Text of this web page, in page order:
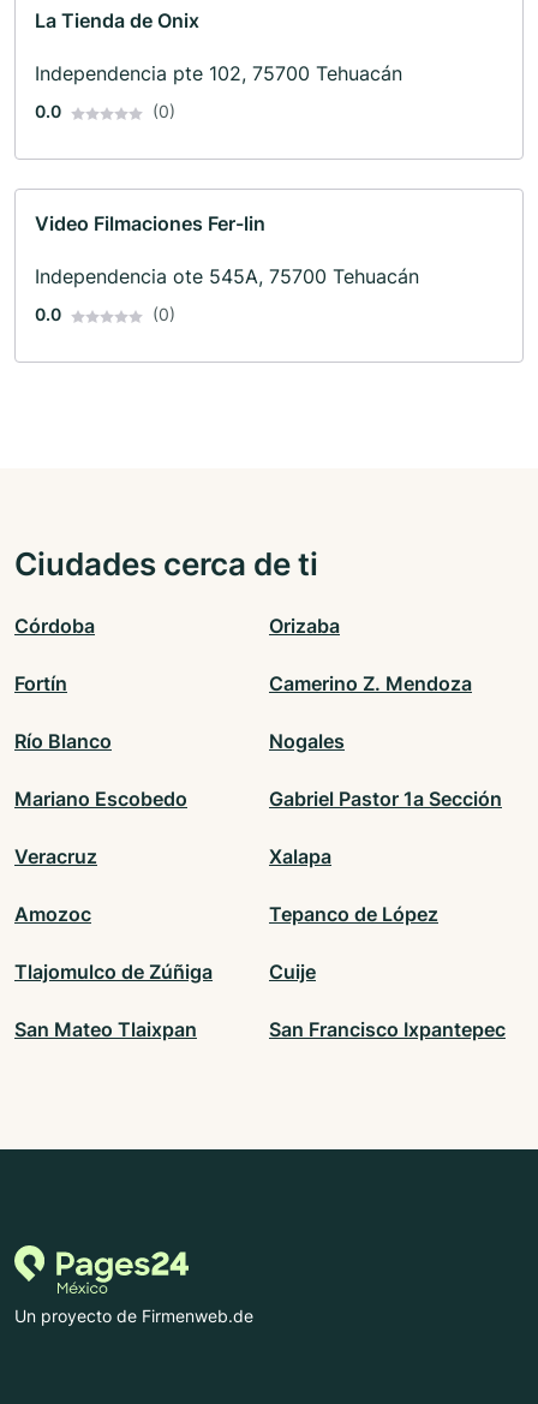
La Tienda de Onix
Independencia pte 102, 75700 Tehuacán
0.0 (0)
Video Filmaciones Fer-lin
Independencia ote 545A, 75700 Tehuacán
0.0 (0)
Ciudades cerca de ti
Córdoba Orizaba
Fortín Camerino Z. Mendoza
Río Blanco Nogales
Mariano Escobedo Gabriel Pastor 1a Sección
Veracruz Xalapa
Amozoc Tepanco de López
Tlajomulco de Zúñiga Cuije
San Mateo Tlaixpan San Francisco Ixpantepec
Un proyecto de Firmenweb.de